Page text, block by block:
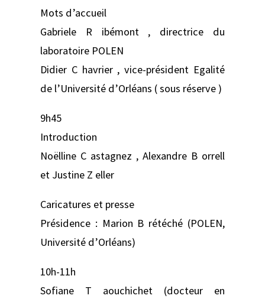
Mots d’accueil
Gabriele R ibémont , directrice du
laboratoire POLEN
Didier C havrier , vice-président Egalité
de l’Université d’Orléans ( sous réserve )
9h45
Introduction
Noëlline C astagnez , Alexandre B orrell
et Justine Z eller
Caricatures et presse
Présidence : Marion B rétéché (POLEN,
Université d’Orléans)
10h-11h
Sofiane T aouchichet (docteur en